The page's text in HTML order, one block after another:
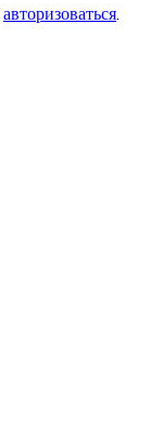
авторизоваться